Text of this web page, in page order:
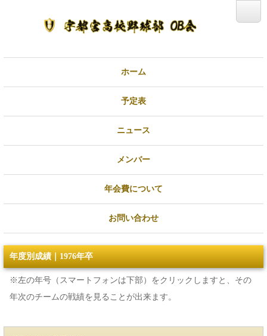
ホーム
予定表
ニュース
メンバー
年会費について
お問い合わせ
年度別成績｜1976年卒
※左の年号（スマートフォンは下部）をクリックしますと、その
年次のチームの戦績を見ることが出来ます。